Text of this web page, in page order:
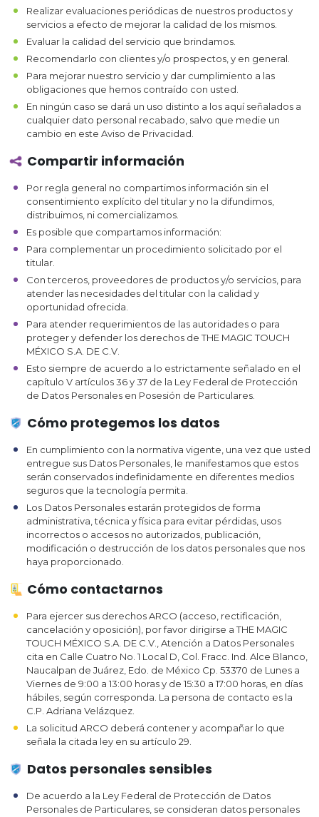
Realizar evaluaciones periódicas de nuestros productos y
servicios a efecto de mejorar la calidad de los mismos.
Evaluar la calidad del servicio que brindamos.
Recomendarlo con clientes y/o prospectos, y en general.
Para mejorar nuestro servicio y dar cumplimiento a las
obligaciones que hemos contraído con usted.
En ningún caso se dará un uso distinto a los aquí señalados a
cualquier dato personal recabado, salvo que medie un
cambio en este Aviso de Privacidad.
Compartir información
Por regla general no compartimos información sin el
consentimiento explícito del titular y no la difundimos,
distribuimos, ni comercializamos.
Es posible que compartamos información:
Para complementar un procedimiento solicitado por el
titular.
Con terceros, proveedores de productos y/o servicios, para
atender las necesidades del titular con la calidad y
oportunidad ofrecida.
Para atender requerimientos de las autoridades o para
proteger y defender los derechos de THE MAGIC TOUCH
MÉXICO S.A. DE C.V.
Esto siempre de acuerdo a lo estrictamente señalado en el
capítulo V artículos 36 y 37 de la Ley Federal de Protección
de Datos Personales en Posesión de Particulares.
Cómo protegemos los datos
En cumplimiento con la normativa vigente, una vez que usted
entregue sus Datos Personales, le manifestamos que estos
serán conservados indefinidamente en diferentes medios
seguros que la tecnología permita.
Los Datos Personales estarán protegidos de forma
administrativa, técnica y física para evitar pérdidas, usos
incorrectos o accesos no autorizados, publicación,
modificación o destrucción de los datos personales que nos
haya proporcionado.
Cómo contactarnos
Para ejercer sus derechos ARCO (acceso, rectificación,
cancelación y oposición), por favor dirigirse a THE MAGIC
TOUCH MÉXICO S.A. DE C.V., Atención a Datos Personales
cita en Calle Cuatro No. 1 Local D, Col. Fracc. Ind. Alce Blanco,
Naucalpan de Juárez, Edo. de México Cp. 53370 de Lunes a
Viernes de 9:00 a 13:00 horas y de 15:30 a 17:00 horas, en días
hábiles, según corresponda. La persona de contacto es la
C.P. Adriana Velázquez.
La solicitud ARCO deberá contener y acompañar lo que
señala la citada ley en su artículo 29.
Datos personales sensibles
De acuerdo a la Ley Federal de Protección de Datos
Personales de Particulares, se consideran datos personales